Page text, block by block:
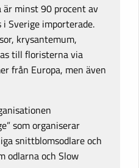
minst 90 procent av
Sverige importerade.
krysantemum,
till floristerna via
från Europa, men även
som organiserar
snittblomsodlare och
odlarna och Slow